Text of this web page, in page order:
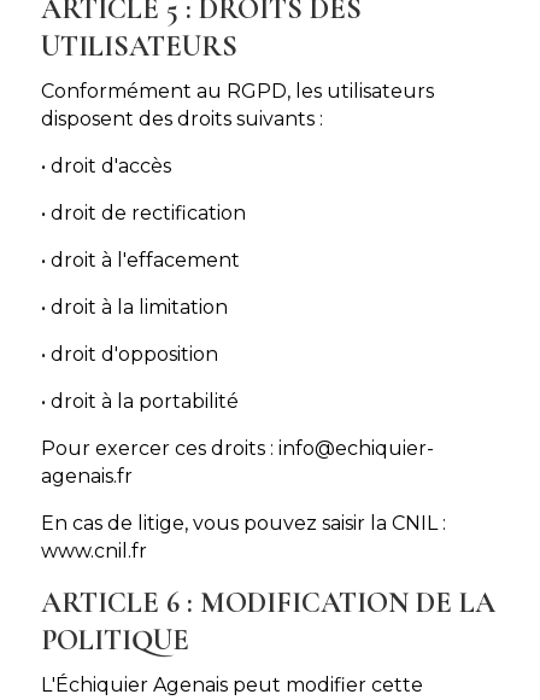
ARTICLE 5 : DROITS DES
UTILISATEURS
Conformément au RGPD, les utilisateurs
disposent des droits suivants :
• droit d'accès
• droit de rectification
• droit à l'effacement
• droit à la limitation
• droit d'opposition
• droit à la portabilité
Pour exercer ces droits : info@echiquier-
agenais.fr
En cas de litige, vous pouvez saisir la CNIL :
www.cnil.fr
ARTICLE 6 : MODIFICATION DE LA
POLITIQUE
L'Échiquier Agenais peut modifier cette